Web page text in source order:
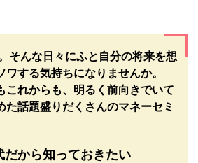
そんな日々にふと自分の将来を想
する気持ちになりませんか。
これからも、明るく前向きでいて
た話題盛りだくさんのマネーセミ
だから知っておきたい